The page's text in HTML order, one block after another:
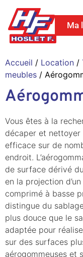
Ma
Accueil / Location /
meubles /
Vous êtes à la
décaper et nettoyer
efficace sur de
endroit.
de surface dérivé
en la projection
comprimé à basse
distingue du
plus douce que le
adaptée pour
sur des surfaces
aérogommeuses et